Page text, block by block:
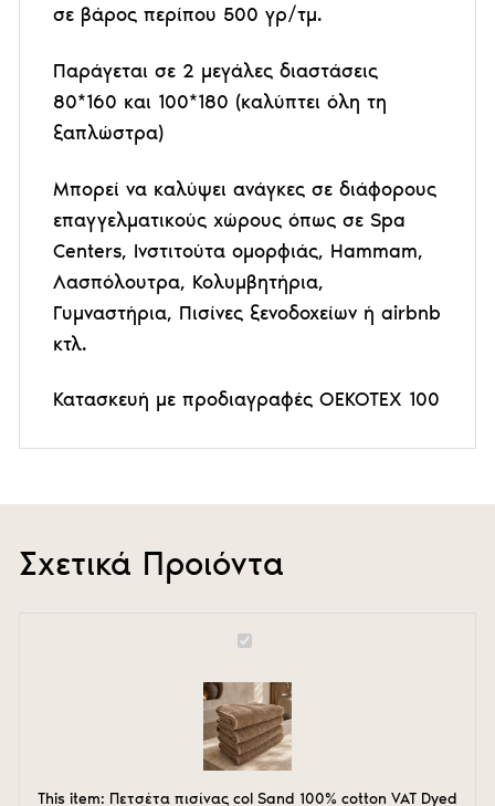
σε βάρος περίπου 500 γρ/τμ.
Παράγεται σε 2 μεγάλες διαστάσεις
80*160 και 100*180 (καλύπτει όλη τη
ξαπλώστρα)
Μπορεί να καλύψει ανάγκες σε διάφορους
επαγγελματικούς χώρους όπως σε Spa
Centers, Ινστιτούτα ομορφιάς, Hammam,
Λασπόλουτρα, Κολυμβητήρια,
Γυμναστήρια, Πισίνες ξενοδοχείων ή airbnb
κτλ.
Κατασκευή με προδιαγραφές OEKOTEX 100
Σχετικά Προιόντα
Dyed
This item: Πετσέτα πισίνας col Sand 100% cotton VAT Dyed